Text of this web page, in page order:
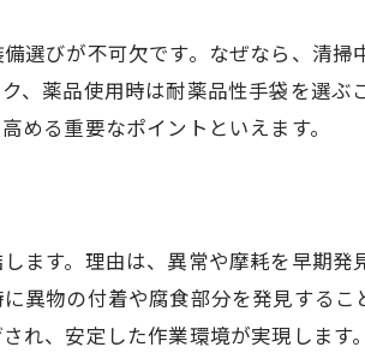
未経験からスキルアップへ建設機械
機械清掃で働きやすい職場環境を実現
働きやすさを実感できる建設機械清掃
福利厚生が充実した建設機械清掃の
コミュニケーションが建設機械清掃
快適な職場で実現する建設機械清掃の
選びが不可欠です。なぜなら、清
、薬品使用時は耐薬品性手袋を選
める重要なポイントといえます。
ます。理由は、異常や摩耗を早期
異物の付着や腐食部分を発見する
れ、安定した作業環境が実現します。